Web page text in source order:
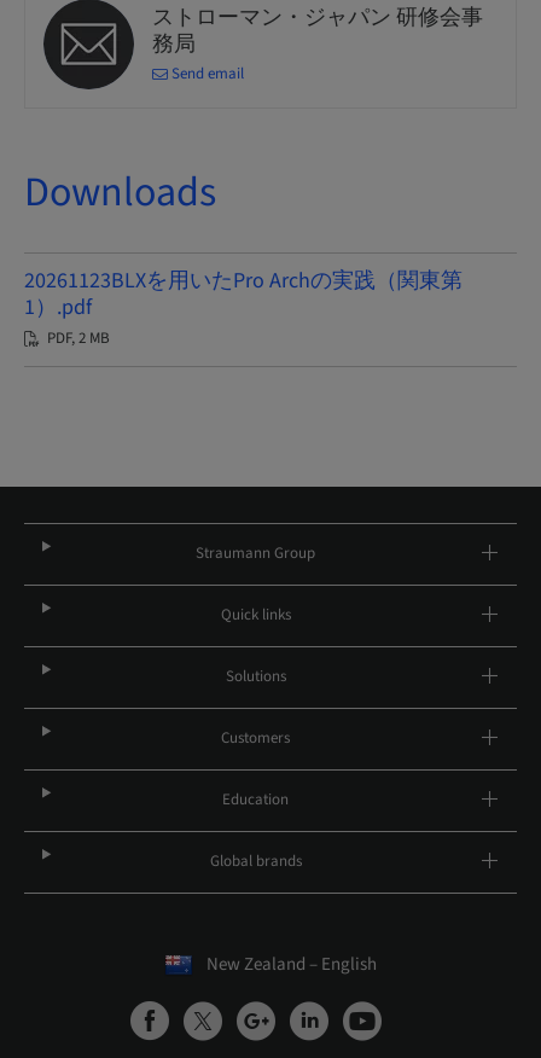
ストローマン・ジャパン 研修会事
務局
Send email
Downloads
20261123BLXを用いたPro Archの実践（関東第
1）.pdf
PDF, 2 MB
Straumann Group
Quick links
Solutions
Customers
Education
Global brands
New Zealand – English